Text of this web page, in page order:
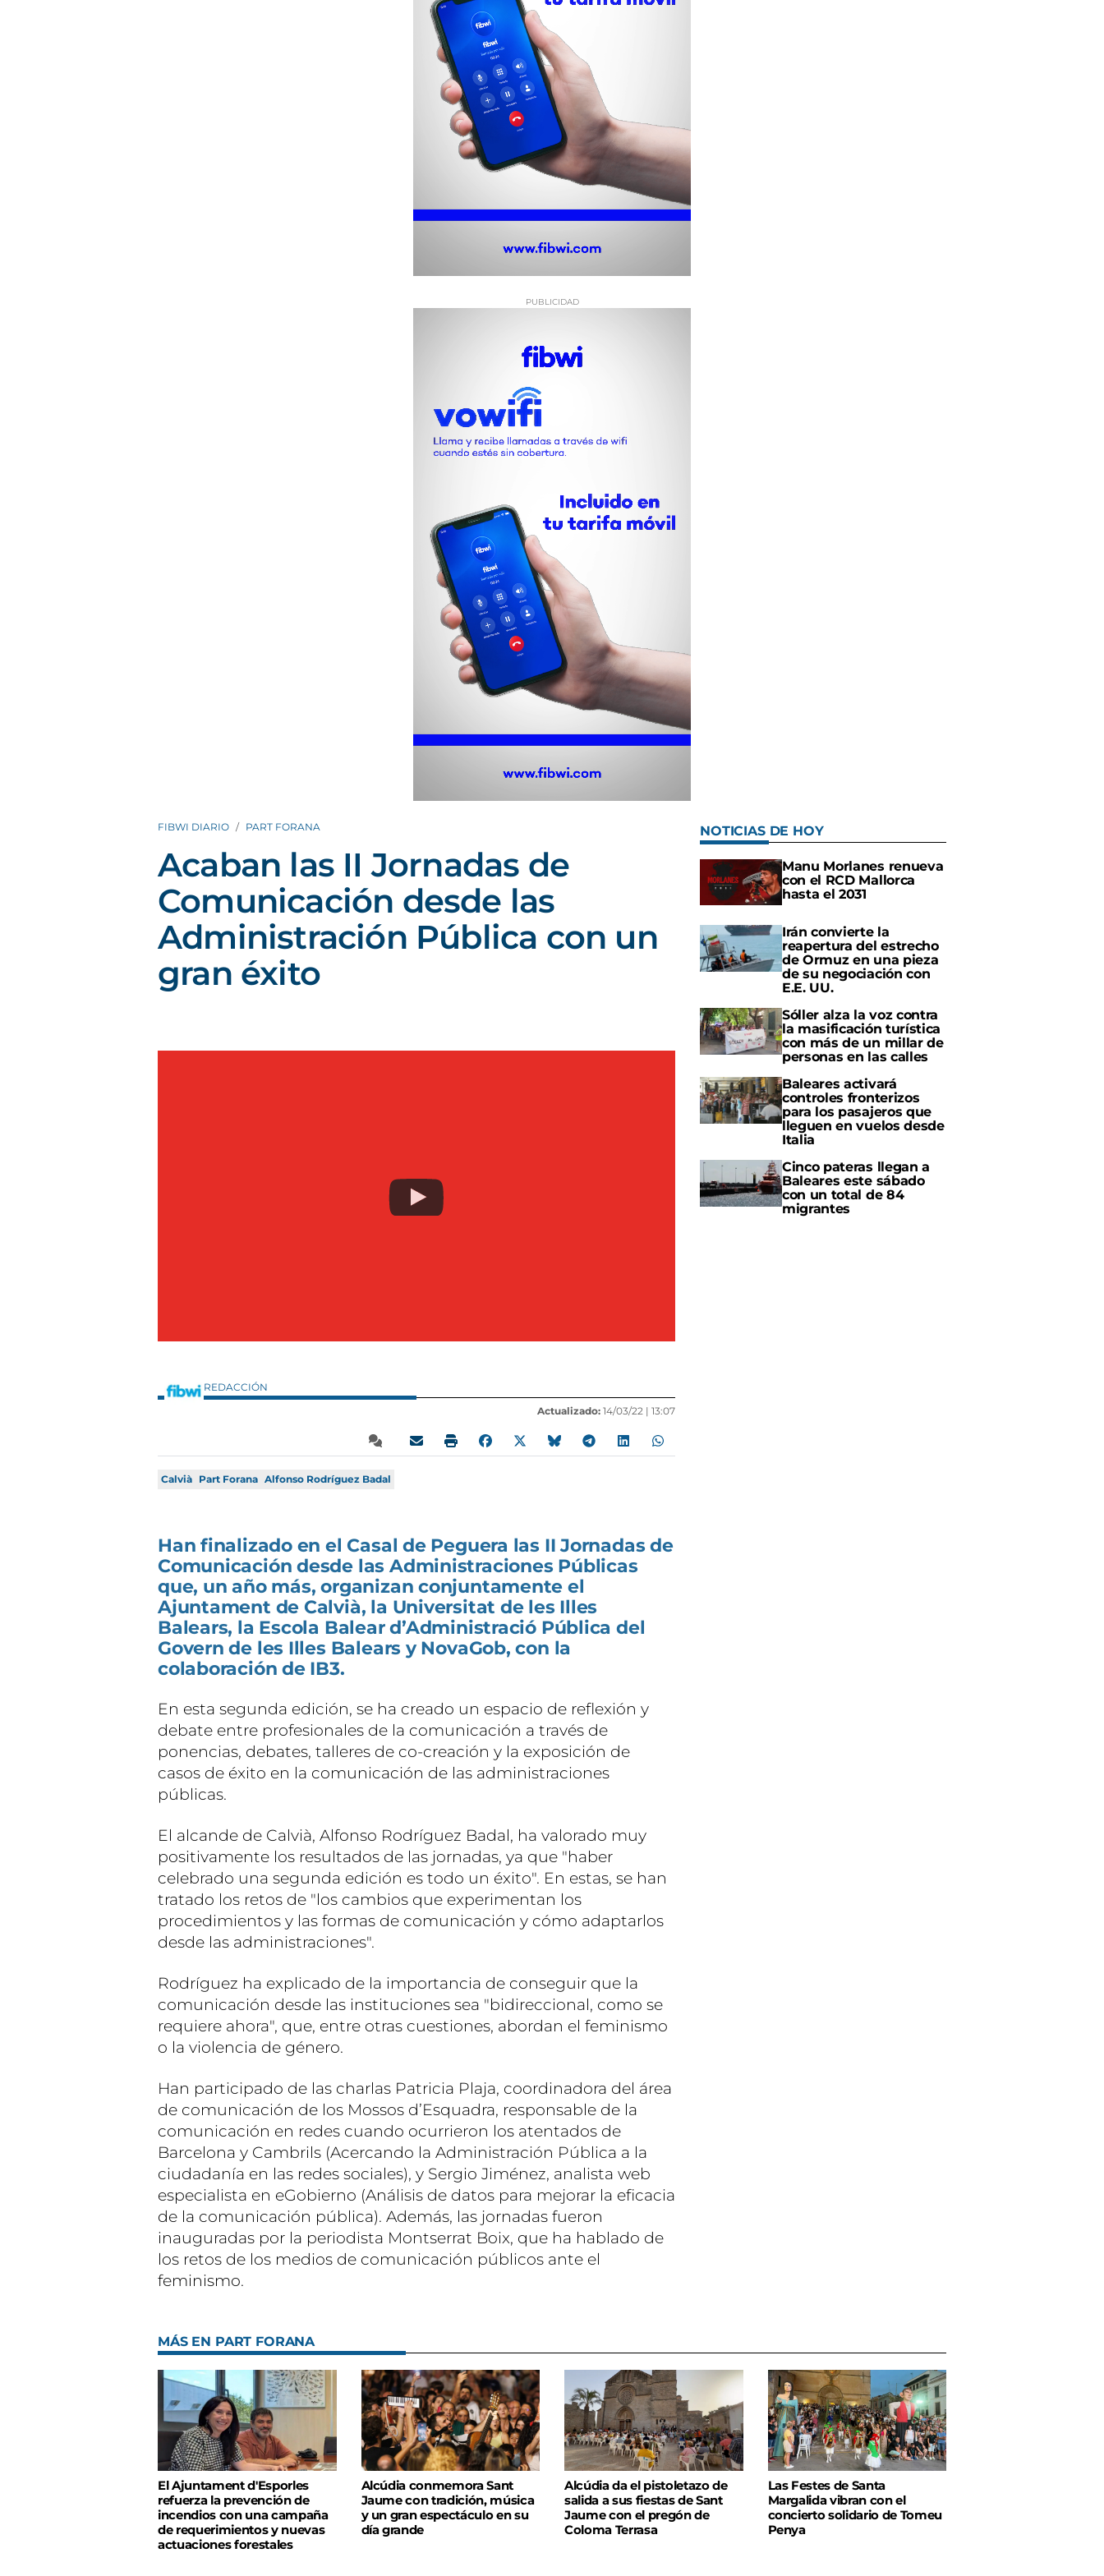
FIBWI DIARIO PART FORANA
Acaban las II Jornadas de
Comunicación desde las
Administración Pública con un
gran éxito
REDACCIÓN
Actualizado: 14/03/22 | 13:07
Calvià Part Forana Alfonso Rodríguez Badal
Han finalizado en el Casal de Peguera las II Jornadas de
Comunicación desde las Administraciones Públicas
que, un año más, organizan conjuntamente el
Ajuntament de Calvià, la Universitat de les Illes
Balears, la Escola Balear d’Administració Pública del
Govern de les Illes Balears y NovaGob, con la
colaboración de IB3.
En esta segunda edición, se ha creado un espacio de reflexión y
debate entre profesionales de la comunicación a través de
ponencias, debates, talleres de co-creación y la exposición de
casos de éxito en la comunicación de las administraciones
públicas.
El alcande de Calvià, Alfonso Rodríguez Badal, ha valorado muy
positivamente los resultados de las jornadas, ya que "haber
celebrado una segunda edición es todo un éxito". En estas, se han
tratado los retos de "los cambios que experimentan los
procedimientos y las formas de comunicación y cómo adaptarlos
desde las administraciones".
Rodríguez ha explicado de la importancia de conseguir que la
comunicación desde las instituciones sea "bidireccional, como se
requiere ahora", que, entre otras cuestiones, abordan el feminismo
o la violencia de género.
Han participado de las charlas Patricia Plaja, coordinadora del área
de comunicación de los Mossos d’Esquadra, responsable de la
comunicación en redes cuando ocurrieron los atentados de
Barcelona y Cambrils (Acercando la Administración Pública a la
ciudadanía en las redes sociales), y Sergio Jiménez, analista web
especialista en eGobierno (Análisis de datos para mejorar la eficacia
de la comunicación pública). Además, las jornadas fueron
inauguradas por la periodista Montserrat Boix, que ha hablado de
los retos de los medios de comunicación públicos ante el
feminismo.
NOTICIAS DE HOY
Manu Morlanes renueva
con el RCD Mallorca
hasta el 2031
Irán convierte la
reapertura del estrecho
de Ormuz en una pieza
de su negociación con
E.E. UU.
Sóller alza la voz contra
la masificación turística
con más de un millar de
personas en las calles
Baleares activará
controles fronterizos
para los pasajeros que
lleguen en vuelos desde
Italia
Cinco pateras llegan a
Baleares este sábado
con un total de 84
migrantes
MÁS EN PART FORANA
El Ajuntament d'Esporles
refuerza la prevención de
incendios con una campaña
de requerimientos y nuevas
actuaciones forestales
Alcúdia conmemora Sant
Jaume con tradición, música
y un gran espectáculo en su
día grande
Alcúdia da el pistoletazo de
salida a sus fiestas de Sant
Jaume con el pregón de
Coloma Terrasa
Las Festes de Santa
Margalida vibran con el
concierto solidario de Tomeu
Penya